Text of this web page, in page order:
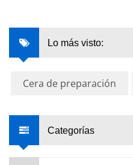
Lo más visto:
Cera de preparación
Categorías